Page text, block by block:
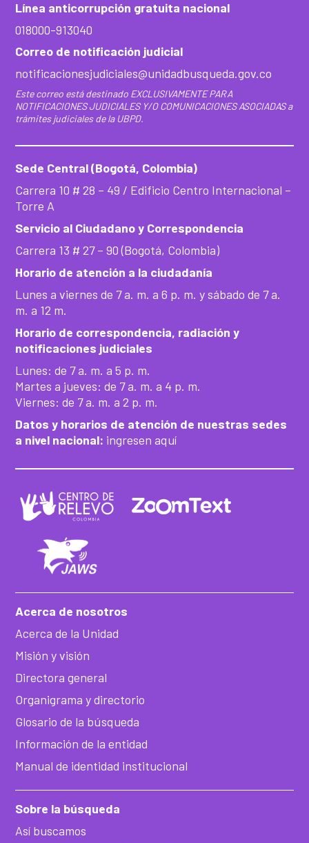
Línea anticorrupción gratuita nacional
018000-913040
Correo de notificación judicial
notificacionesjudiciales@unidadbusqueda.gov.co
Este correo está destinado EXCLUSIVAMENTE PARA
NOTIFICACIONES JUDICIALES Y/O COMUNICACIONES ASOCIADAS a
trámites judiciales de la UBPD.
Sede Central (Bogotá, Colombia)
Carrera 10 # 28 – 49 / Edificio Centro Internacional –
Torre A
Servicio al Ciudadano y Correspondencia
Carrera 13 # 27 – 90 (Bogotá, Colombia)
Horario de atención a la ciudadanía
Lunes a viernes de 7 a. m. a 6 p. m. y sábado de 7 a.
m. a 12 m.
Horario de correspondencia, radiación y
notificaciones judiciales
Lunes: de 7 a. m. a 5 p. m.
Martes a jueves: de 7 a. m. a 4 p. m.
Viernes: de 7 a. m. a 2 p. m.
Datos y horarios de atención de nuestras sedes
a nivel nacional: ingresen aquí
Acerca de nosotros
Acerca de la Unidad
Misión y visión
Directora general
Organigrama y directorio
Glosario de la búsqueda
Información de la entidad
Manual de identidad institucional
Sobre la búsqueda
Así buscamos